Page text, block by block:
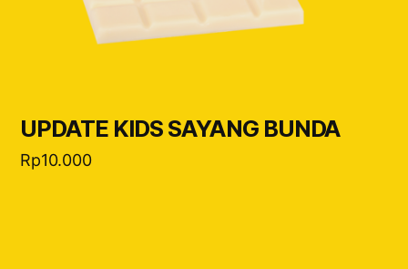
UPDATE KIDS SAYANG BUNDA
Rp10.000